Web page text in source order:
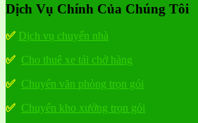
Dịch Vụ Chính Của Chúng Tôi
✅ Dịch vụ chuyển nhà
✅ Cho thuê xe tải chở hàng
✅ Chuyển văn phòng trọn gói
✅ Chuyển kho xưởng trọn gói